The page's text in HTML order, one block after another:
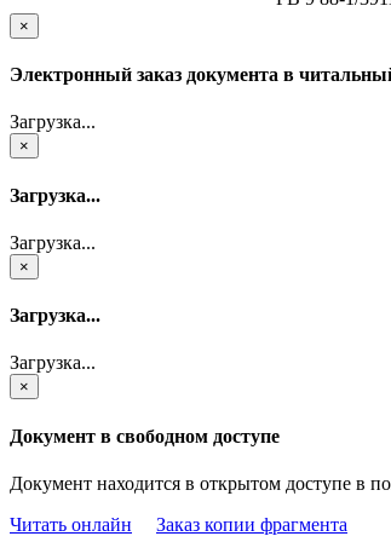
×
Электронный заказ документа в
Загрузка...
×
Загрузка...
Загрузка...
×
Загрузка...
Загрузка...
×
Документ в свободном доступе
Документ находится в открытом доступе в
Читать онлайн
Заказ копии фрагмента